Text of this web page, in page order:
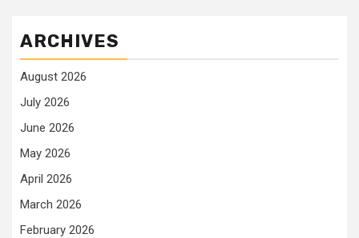
ARCHIVES
August 2026
July 2026
June 2026
May 2026
April 2026
March 2026
February 2026